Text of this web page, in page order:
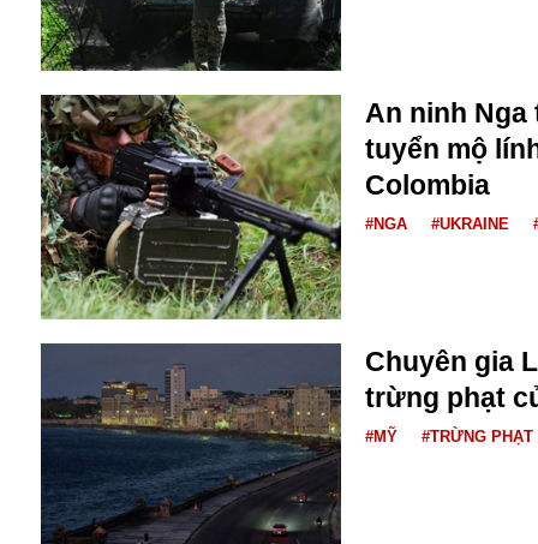
Bulagria
Crimea
Chính trị
Công nghệ
Chuyện hay
Chuyện lạ
Cuộc sống quanh ta
Casino
Chiến tranh thương mại
Chi hội phụ nữ TTTM Mátxcơva
Chợ Vòm
Cảnh sát
Cao tốc
Canada
An ninh Nga
tuyển mộ
Colombia
#NGA #UKRAINE
Chuyên gia
trừng phạt
#MỸ #TRỪNG PHẠT